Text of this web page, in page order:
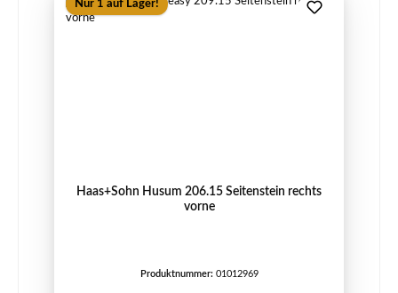
Nur 1 auf Lager!
Haas+Sohn Husum 206.15 Seitenstein rechts
vorne
Produktnummer: 01012969